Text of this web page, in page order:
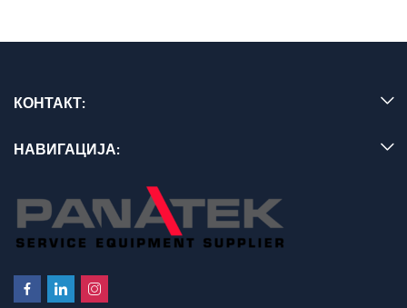
КОНТАКТ:
НАВИГАЦИЈА: